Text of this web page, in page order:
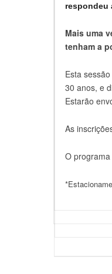
respondeu
Mais uma
tenham a
Esta
30 anos, e
Estarão
As
O